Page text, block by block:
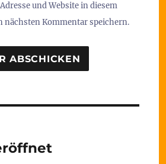
und Website in diesem
nächsten Kommentar speichern.